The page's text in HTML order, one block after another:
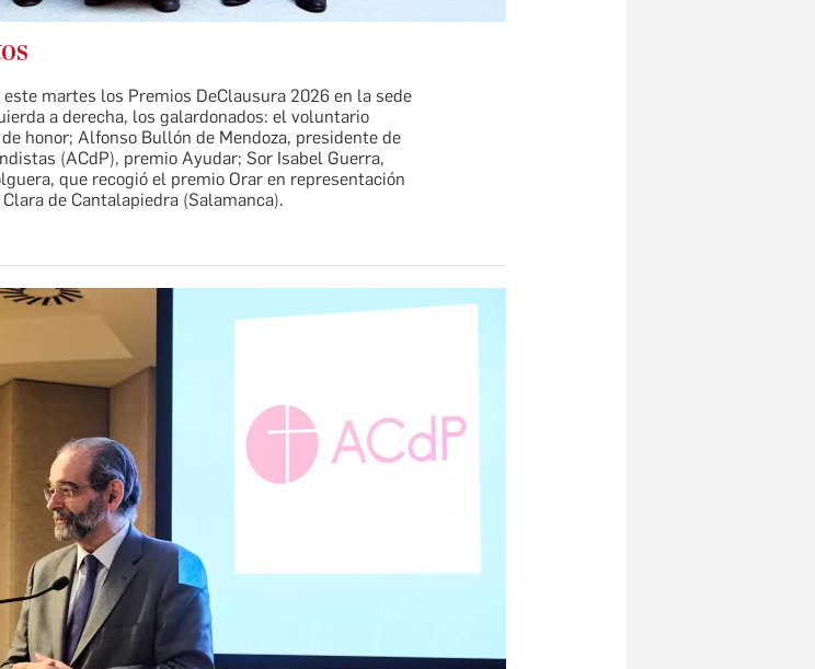
martes los Premios DeClausura 2026 en la sede
a derecha, los galardonados: el voluntario
honor; Alfonso Bullón de Mendoza, presidente de
(ACdP), premio Ayudar; Sor Isabel Guerra,
que recogió el premio Orar en representación
de Cantalapiedra (Salamanca).